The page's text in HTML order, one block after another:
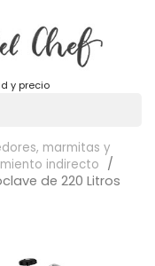
y precio
marmitas y
indirecto
de 220 Litros